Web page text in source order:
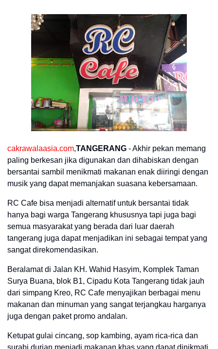
cakrawalaasia.com,TANGERANG - Akhir pekan memang
paling berkesan jika digunakan dan dihabiskan dengan
bersantai sambil menikmati makanan enak diiringi dengan
musik yang dapat memanjakan suasana kebersamaan.
RC Cafe bisa menjadi alternatif untuk bersantai tidak
hanya bagi warga Tangerang khususnya tapi juga bagi
semua masyarakat yang berada dari luar daerah
tangerang juga dapat menjadikan ini sebagai tempat yang
sangat direkomendasikan.
Beralamat di Jalan KH. Wahid Hasyim, Komplek Taman
Surya Buana, blok B1, Cipadu Kota Tangerang tidak jauh
dari simpang Kreo, RC Cafe menyajikan berbagai menu
makanan dan minuman yang sangat terjangkau harganya
juga dengan paket promo andalan.
Ketupat gulai cincang, sop kambing, ayam rica-rica dan
surabi durian menjadi makanan khas yang dapat dinikmati